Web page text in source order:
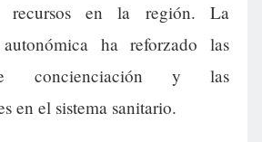
recursos en la región. La
ha reforzado las
concienciación y las
en el sistema sanitario.